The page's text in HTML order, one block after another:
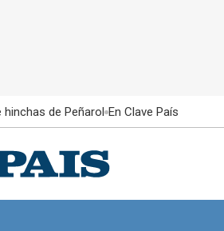
de Peñarol En Clave País